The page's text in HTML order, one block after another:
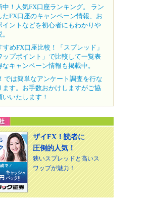
中！人気FX口座ランキング。 ラン
たFX口座のキャンペーン情報、お
イントなどを初心者にもわかりや
すめFX口座比較！「スプレッド」
ップポイント」で比較して一覧表
なキャンペーン情報も掲載中。
では簡単なアンケート調査を行な
ます。お手数おかけしますがご協
いいたします！
ザイFX！読者に
圧倒的人気！
狭いスプレッドと高いス
ワップが魅力！